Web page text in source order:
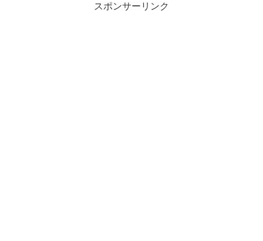
スポンサーリンク